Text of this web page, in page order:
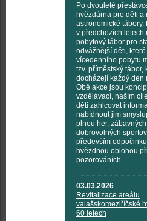
Po dvouleté
hvězdárna pro děti a
astronomické tábory.
v předchozích letech
pobytový tábor pro
odvážnější děti,
vícedenního pobytu
tzv. příměstský tábor,
docházejí každý den
Obě akce jsou
vzdělávací, naším
děti zahlcovat
nabídnout jim
plnou her, zábavných
dobrovolných
především
hvězdnou oblohou
pozorováních.
03.03.2026
Revitalizace areálu
valašskomeziříčské
60 letech